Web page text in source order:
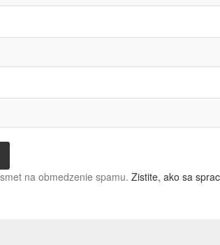
na obmedzenie spamu. Zistite, ako sa